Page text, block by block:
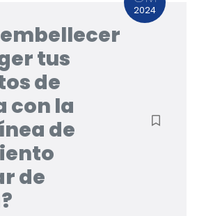
2024
tus
de
con la
de
de